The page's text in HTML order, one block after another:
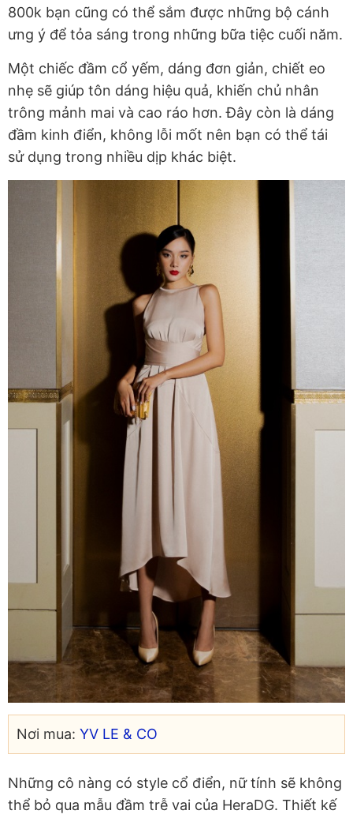
800k bạn cũng có thể sắm được những bộ cánh
ưng ý để tỏa sáng trong những bữa tiệc cuối năm.
Một chiếc đầm cổ yếm, dáng đơn giản, chiết eo
nhẹ sẽ giúp tôn dáng hiệu quả, khiến chủ nhân
trông mảnh mai và cao ráo hơn. Đây còn là dáng
đầm kinh điển, không lỗi mốt nên bạn có thể tái
sử dụng trong nhiều dịp khác biệt.
Nơi mua: YV LE & CO
Những cô nàng có style cổ điển, nữ tính sẽ không
thể bỏ qua mẫu đầm trễ vai của HeraDG. Thiết kế